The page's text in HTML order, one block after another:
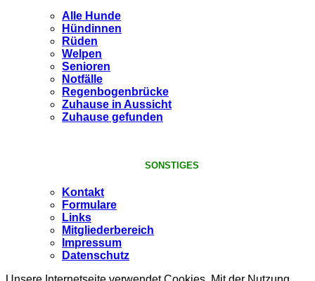
Alle Hunde
Hündinnen
Rüden
Welpen
Senioren
Notfälle
Regenbogenbrücke
Zuhause in Aussicht
Zuhause gefunden
SONSTIGES
Kontakt
Formulare
Links
Mitgliederbereich
Impressum
Datenschutz